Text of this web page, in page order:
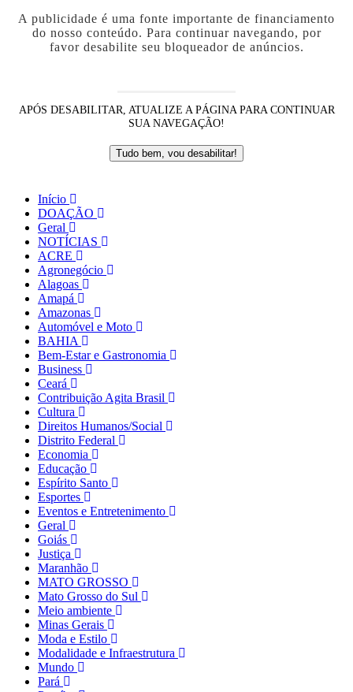
A publicidade é uma fonte importante de financiamento
do nosso conteúdo. Para continuar navegando, por
favor desabilite seu bloqueador de anúncios.
APÓS DESABILITAR, ATUALIZE A PÁGINA PARA CONTINUAR
SUA NAVEGAÇÃO!
Tudo bem, vou desabilitar!
Início
DOAÇÃO
Geral
NOTÍCIAS
ACRE
Agronegócio
Alagoas
Amapá
Amazonas
Automóvel e Moto
BAHIA
Bem-Estar e Gastronomia
Business
Ceará
Contribuição Agita Brasil
Cultura
Direitos Humanos/Social
Distrito Federal
Economia
Educação
Espírito Santo
Esportes
Eventos e Entretenimento
Geral
Goiás
Justiça
Maranhão
MATO GROSSO
Mato Grosso do Sul
Meio ambiente
Minas Gerais
Moda e Estilo
Modalidade e Infraestrutura
Mundo
Pará